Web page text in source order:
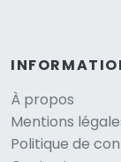
À propos
Mentions
Politique de